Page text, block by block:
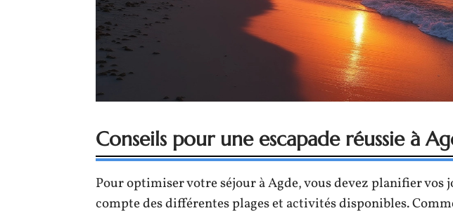
Conseils pour une escapade réussie à
Pour optimiser votre séjour à Agde, vous devez planifier vos
compte des différentes plages et activités disponibles.